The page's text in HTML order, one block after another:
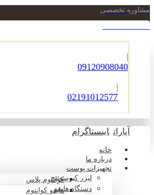
مشاوره تخصصی
09120908040
02191012577
آپارات اینستاگرام
خانه
درباره ما
تجهیزات پوست
لیزر کیوسوئیچکوانتوم پلاس
دستگاه هایفوهایفو کوانتوم